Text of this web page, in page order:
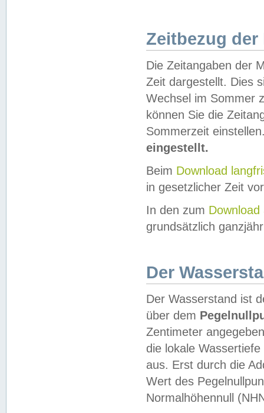
Zeitbezug der
Die Zeitangaben der
Zeit dargestellt. Dies
Wechsel im Sommer
können Sie die
Sommerzeit
eingestellt.
Beim Download
in gesetzlicher Zeit
In den zum Download
grundsätzlich
Der
Der Wasserstand ist
über dem
Zentimeter
die lokale
aus. Erst durch die
Wert des
Normalhöhennull